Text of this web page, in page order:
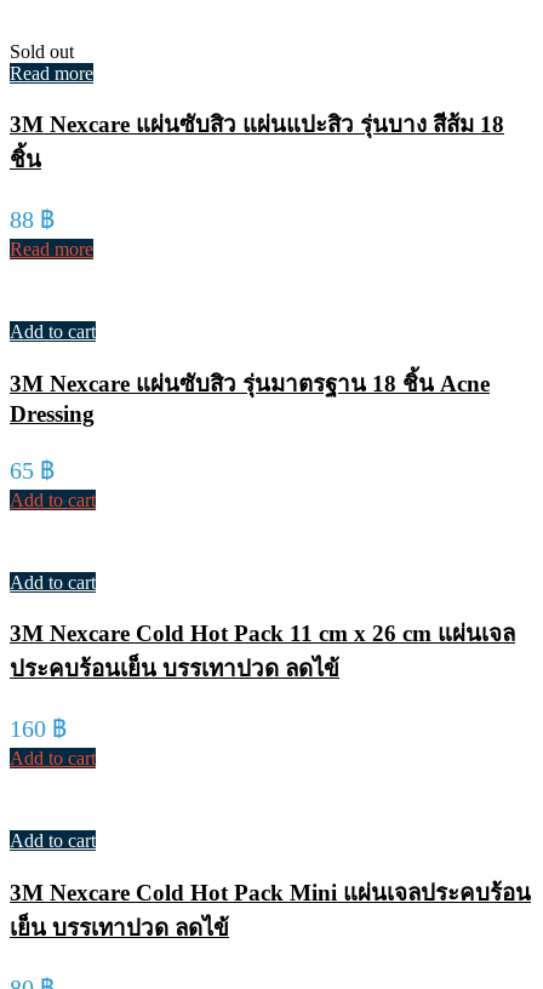
Sold out
Read more
3M Nexcare แผ่นซับสิว แผ่นแปะสิว รุ่นบาง สีส้ม 18
ชิ้น
88 ฿
Read more
Add to cart
3M Nexcare แผ่นซับสิว รุ่นมาตรฐาน 18 ชิ้น Acne
Dressing
65 ฿
Add to cart
Add to cart
3M Nexcare Cold Hot Pack 11 cm x 26 cm แผ่นเจล
ประคบร้อนเย็น บรรเทาปวด ลดไข้
160 ฿
Add to cart
Add to cart
3M Nexcare Cold Hot Pack Mini แผ่นเจลประคบร้อน
เย็น บรรเทาปวด ลดไข้